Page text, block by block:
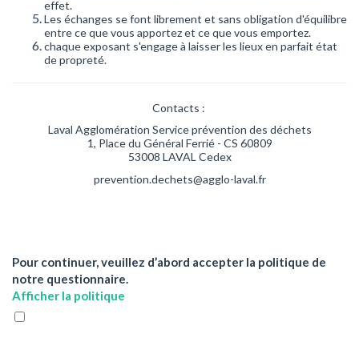
effet.
Les échanges se font librement et sans obligation d'équilibre
entre ce que vous apportez et ce que vous emportez.
chaque exposant s'engage à laisser les lieux en parfait état
de propreté.
Contacts :
Laval Agglomération Service prévention des déchets
1, Place du Général Ferrié - CS 60809
53008 LAVAL Cedex
prevention.dechets@agglo-laval.fr
Pour continuer, veuillez d’abord accepter la politique de
notre questionnaire.
Afficher la politique